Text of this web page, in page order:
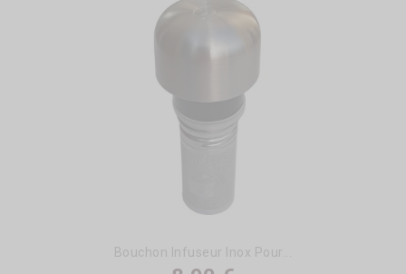
Bouchon Infuseur Inox Pour...